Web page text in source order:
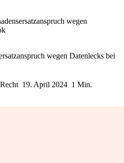
wegen
wegen Datenlecks bei
19. April 2024 1 Min.